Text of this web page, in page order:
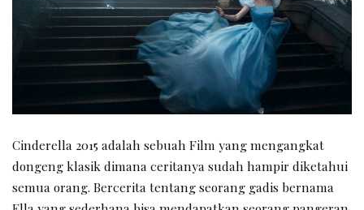
Cinderella 2015 adalah sebuah Film yang mengangkat
dongeng klasik dimana ceritanya sudah hampir diketahui
semua orang. Bercerita tentang seorang gadis bernama